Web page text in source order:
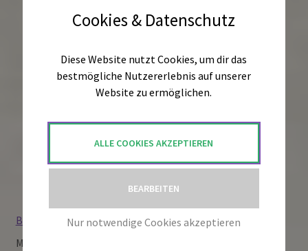
Innovation
Bewirb Dich jetzt: Deine Chance im Jugendfolkorchester
Musikbegeisterte Jugendliche und junge Erwachsene,
Cookies & Datenschutz
Diese Website nutzt Cookies, um dir das
bestmögliche Nutzererlebnis auf unserer
Website zu ermöglichen.
ALLE COOKIES AKZEPTIEREN
BEARBEITEN
Nur notwendige Cookies akzeptieren